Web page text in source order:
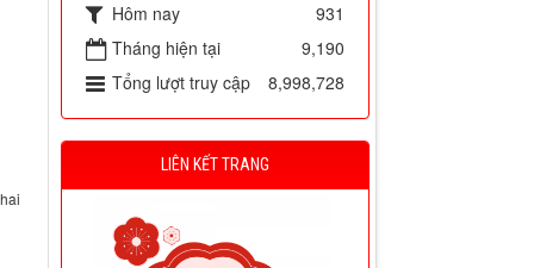
Hôm nay
931
Tháng hiện tại
9,190
Tổng lượt truy cập
8,998,728
LIÊN KẾT TRANG